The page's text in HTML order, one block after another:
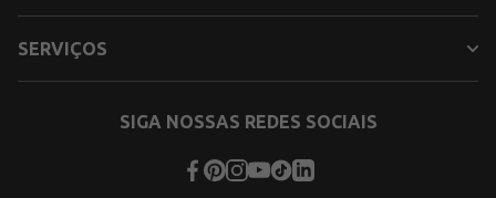
SERVIÇOS
SIGA NOSSAS REDES SOCIAIS